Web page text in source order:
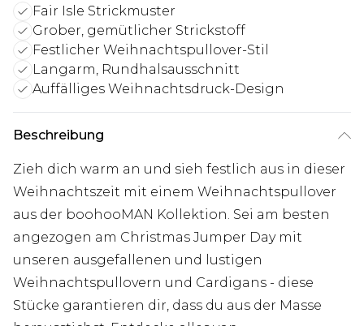
Fair Isle Strickmuster
Grober, gemütlicher Strickstoff
Festlicher Weihnachtspullover-Stil
Langarm, Rundhalsausschnitt
Auffälliges Weihnachtsdruck-Design
Beschreibung
Zieh dich warm an und sieh festlich aus in dieser
Weihnachtszeit mit einem Weihnachtspullover
aus der boohooMAN Kollektion. Sei am besten
angezogen am Christmas Jumper Day mit
unseren ausgefallenen und lustigen
Weihnachtspullovern und Cardigans - diese
Stücke garantieren dir, dass du aus der Masse